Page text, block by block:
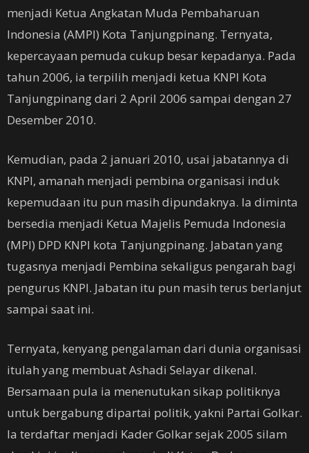
menjadi Ketua Angkatan Muda Pembaharuan
Indonesia (AMPI) Kota Tanjungpinang. Ternyata,
kepercayaan pemuda cukup besar kepadanya. Pada
tahun 2006, ia terpilih menjadi ketua KNPI Kota
Tanjungpinang dari 2 April 2006 sampai dengan 27
Desember 2010.
Kemudian, pada 2 januari 2010, usai jabatannya di
KNPI, amanah menjadi pembina organisasi induk
kepemudaan itu pun masih dipundaknya. Ia diminta
bersedia menjadi Ketua Majelis Pemuda Indonesia
(MPI) DPD KNPI kota Tanjungpinang. Jabatan yang
tugasnya menjadi Pembina sekaligus pengarah bagi
pengurus KNPI. Jabatan itu pun masih terus berlanjut
sampai saat ini.
Ternyata, kenyang pengalaman dari dunia organisasi
itulah yang membuat Ashadi Selayar dikenal.
Bersamaan pula ia menenutukan sikap politiknya
untuk bergabung dipartai politik, yakni Partai Golkar.
Ia terdaftar menjadi Kader Golkar sejak 2005 silam